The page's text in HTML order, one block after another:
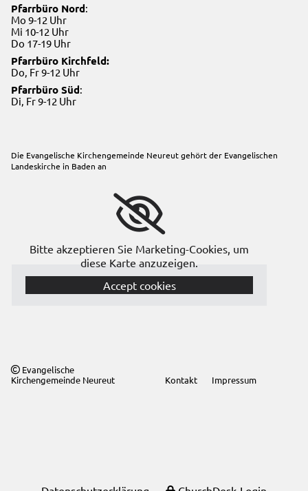
Pfarrbüro Nord:
Mo 9-12 Uhr
Mi 10-12 Uhr
Do 17-19 Uhr
Pfarrbüro Kirchfeld:
Do, Fr 9-12 Uhr
Pfarrbüro Süd:
Di, Fr 9-12 Uhr
Die Evangelische Kirchengemeinde Neureut gehört der Evangelischen
Landeskirche in Baden an
Bitte akzeptieren Sie Marketing-Cookies, um
diese Karte anzuzeigen.
Accept cookies
 Evangelische
Kirchengemeinde Neureut
Kontakt Impressum